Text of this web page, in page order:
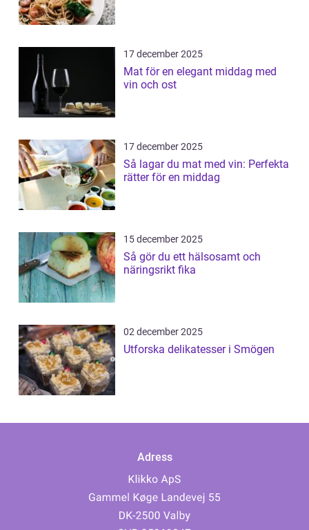
17 december 2025
Mat för en elegant middag med
vin och ost
17 december 2025
Så lagar du mat med vin: Perfekta
rätter för en middag
15 december 2025
Så gör du ett hälsosamt och
näringsrikt fika
02 december 2025
Utforska delikatesser i Smögen
Adress